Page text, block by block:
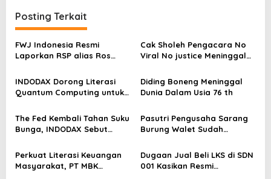
g
a
s
i
p
o
s
Posting Terkait
FWJ Indonesia Resmi
Laporkan RSP alias Ros
Cak Sholeh Pengacara No
Viral No justice Meninggal
INDODAX Dorong Literasi
Quantum Computing untuk
Blockchain
Diding Boneng Meninggal
Dunia Dalam Usia 76 th
The Fed Kembali Tahan Suku
Bunga, INDODAX Sebut
Sentimen Pasar
Pasutri Pengusaha Sarang
Burung Walet Sudah
Pelapor Desak Polda Jambi
Segera Lakukan Penahanan
Perkuat Literasi Keuangan
Masyarakat, PT MBK
Dugaan Jual Beli LKS di SDN
001 Kasikan Resmi